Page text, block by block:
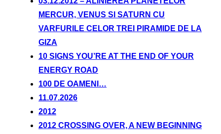
MERCUR, VENUS SI SATURN CU
VARFURILE CELOR TREI PIRAMIDE DE LA
GIZA
10 SIGNS YOU’RE AT THE END OF YOUR
ENERGY ROAD
100 DE OAMENI…
11.07.2026
2012
2012 CROSSING OVER, A NEW BEGINNING